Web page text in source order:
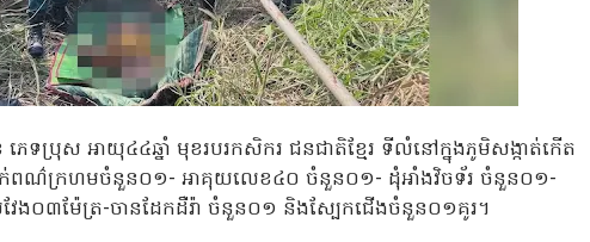
ទប្រុស អាយុ៤៤ឆ្នាំ មុខរបរកសិករ ជនជាតិខ្មែរ ទីលំនៅក្នុងភូមិសង្កាត់កើត
ត្រក់ពណ៌ក្រហមចំនួន០១- អាគុយលេខ៤០ ចំនួន០១- ដុំអាំងវិចទ័រ ចំនួន០១-
រវែង០៣ម៉ែត្រ-ចានដែកដឺរ៉ា ចំនួន០១ និងស្បែកជើងចំនួន០១គូរ។